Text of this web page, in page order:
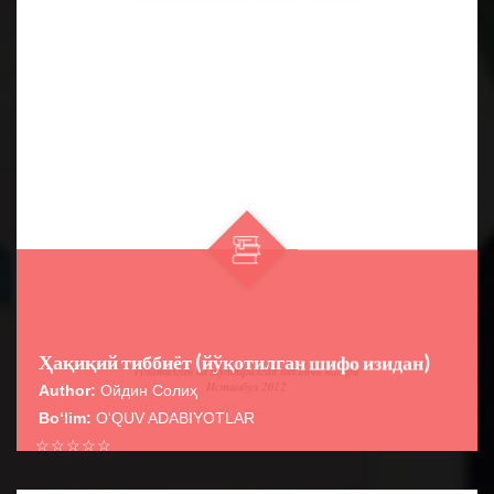
Ҳақиқий тиббиёт (йўқотилган шифо изидан)
Author: Ойдин Солиҳ
Bo‘lim: O'QUV ADABIYOTLAR
☆
☆
☆
☆
☆
Китобимиз Туркия туркчасида ёзилганди, аммо унда